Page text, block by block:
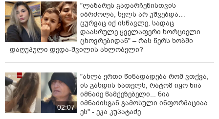
"ლაზარეს გადარჩენისთვის
იბრძოლა, ხელს არ უშვებდა…
ცურვაც იქ ისწავლე, სადაც
დაასრულე ყველაფერი ხორციელი
ცხოვრებიდან" – რას წერს ხობში
დაღუპული დედა-შვილის ახლობელი?
02:07
"ახლა ერთი წინადადება რომ ვთქვა,
ის გახდის ნათელს, რატომ იყო ნია
იმნაძე წამქეზებელი... ნია
იმნაძისგან გამოსული ინფორმაციაა
ეს" - ეკა კუპატაძე